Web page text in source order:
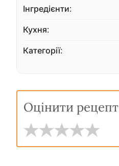
Інгредієнти:
Кухня:
Категорії:
Оцінити рецепт